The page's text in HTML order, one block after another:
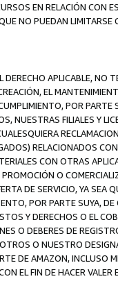
EN RELACIÓN CON
NO PUEDAN LIMITARSE
DERECHO APLICABLE,
EL
POR
NUESTRAS FILIALES Y
RELACIONADOS
CON OTRAS
O
DE SERVICIO, YA SEA
POR PARTE SUYA,
Y DERECHOS O EL
O DEBERES DE
O NUESTRO
DE AMAZON, INCLUSO
EL FIN DE HACER VALER